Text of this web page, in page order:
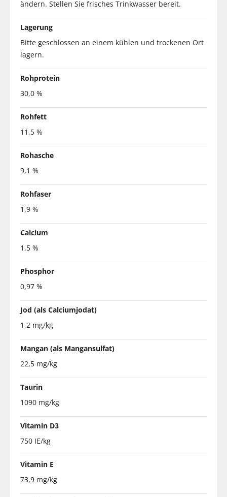
ändern. Stellen Sie frisches Trinkwasser bereit.
Lagerung
Bitte geschlossen an einem kühlen und trockenen Ort
lagern.
Rohprotein
30,0 %
Rohfett
11,5 %
Rohasche
9,1 %
Rohfaser
1,9 %
Calcium
1,5 %
Phosphor
0,97 %
Jod (als Calciumjodat)
1,2 mg/kg
Mangan (als Mangansulfat)
22,5 mg/kg
Taurin
1090 mg/kg
Vitamin D3
750 IE/kg
Vitamin E
73,9 mg/kg